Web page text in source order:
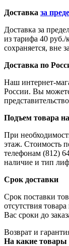
Доставка за
Доставка за
из тарифа 40
сохраняется, вне
Доставка по
Наш интернет-
России. Вы
Подъем товара
При
этаж. Стоимость
телефонам (812)
наличие и тип
Срок доставки
Срок поставки
отсутствия
Вас сроки до
Возврат и
На какие товары